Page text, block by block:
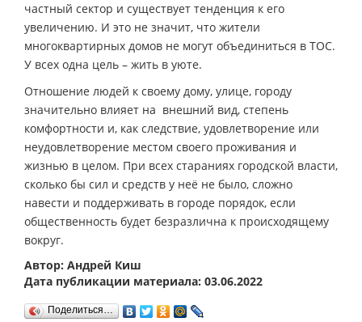
частный сектор и существует тенденция к его
увеличению. И это не значит, что жители
многоквартирных домов не могут объединиться в ТОС.
У всех одна цель – жить в уюте.
Отношение людей к своему дому, улице, городу
значительно влияет на внешний вид, степень
комфортности и, как следствие, удовлетворение или
неудовлетворение местом своего проживания и
жизнью в целом. При всех стараниях городской власти,
сколько бы сил и средств у неё не было, сложно
навести и поддерживать в городе порядок, если
общественность будет безразлична к происходящему
вокруг.
Автор: Андрей Киш
Дата публикации материала: 03.06.2022
Поделиться…